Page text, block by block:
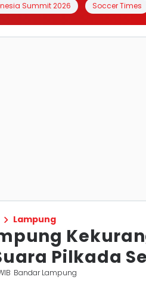
Summit 2026 Soccer Times
Lampung
Pilkada
Bandar Lampung